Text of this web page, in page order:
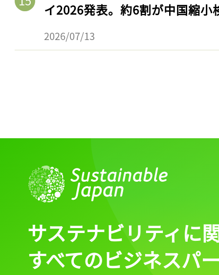
イ2026発表。約6割が中国縮小
2026/07/13
会員登録
サステナビリティに
すべてのビジネスパ